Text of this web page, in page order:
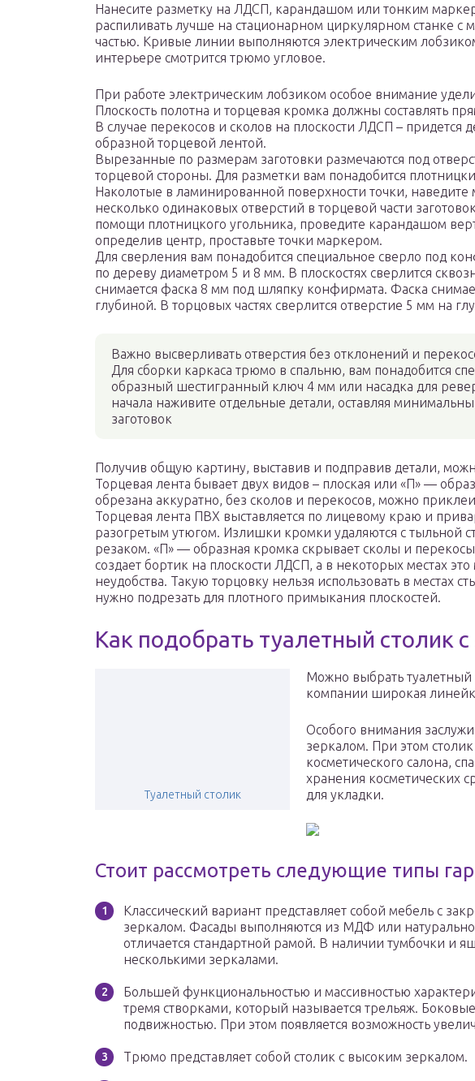
Нанесите разметку на ЛДСП, карандашом или тонким
распиливать лучше на стационарном циркулярном станке с
частью. Кривые линии выполняются электрическим
интерьере смотрится трюмо угловое.
При работе электрическим лобзиком особое внимание
Плоскость полотна и торцевая кромка должны составлять
В случае перекосов и сколов на плоскости ЛДСП – придется
образной торцевой лентой.
Вырезанные по размерам заготовки размечаются под
торцевой стороны. Для разметки вам понадобится
Наколотые в ламинированной поверхности точки, наведите
несколько одинаковых отверстий в торцевой части
помощи плотницкого угольника, проведите карандашом
определив центр, проставьте точки маркером.
Для сверления вам понадобится специальное сверло под
по дереву диаметром 5 и 8 мм. В плоскостях сверлится
снимается фаска 8 мм под шляпку конфирмата. Фаска
глубиной. В торцовых частях сверлится отверстие 5 мм на
Важно высверливать отверстия без отклонений и
Для сборки каркаса трюмо в спальню, вам понадобится
образный шестигранный ключ 4 мм или насадка для
начала наживите отдельные детали, оставляя
заготовок
Получив общую картину, выставив и подправив детали,
Торцевая лента бывает двух видов – плоская или «П» —
обрезана аккуратно, без сколов и перекосов, можно
Торцевая лента ПВХ выставляется по лицевому краю и
разогретым утюгом. Излишки кромки удаляются с тыльной
резаком. «П» — образная кромка скрывает сколы и
создает бортик на плоскости ЛДСП, а в некоторых местах
неудобства. Такую торцовку нельзя использовать в местах
нужно подрезать для плотного примыкания плоскостей.
Как подобрать туалетный столик
Туалетный столик
Можно выбрать туалетный
компании широкая
Особого внимания
зеркалом. При этом
косметического салона,
хранения косметических
для укладки.
Стоит рассмотреть следующие типы
Классический вариант представляет собой мебель с
зеркалом. Фасады выполняются из МДФ или
отличается стандартной рамой. В наличии тумбочки и
несколькими зеркалами.
Большей функциональностью и массивностью
тремя створками, который называется трельяж.
подвижностью. При этом появляется возможность
Трюмо представляет собой столик с высоким зеркалом.